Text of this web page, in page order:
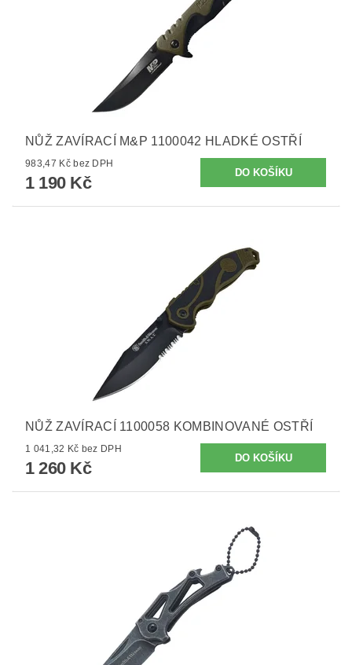
NŮŽ ZAVÍRACÍ M&P 1100042 HLADKÉ OSTŘÍ
983,47 Kč bez DPH
1 190 Kč
NŮŽ ZAVÍRACÍ 1100058 KOMBINOVANÉ OSTŘÍ
1 041,32 Kč bez DPH
1 260 Kč